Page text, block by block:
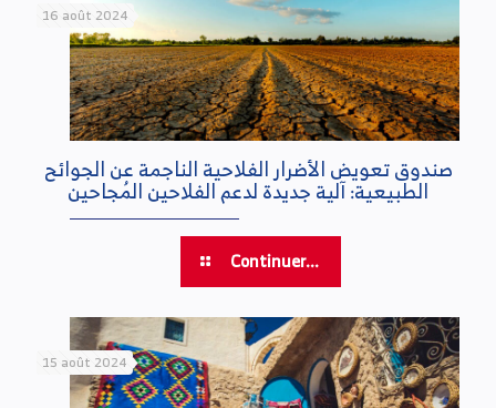
16 août 2024
صندوق تعويض الأضرار الفلاحية الناجمة عن الجوائح
الطبيعية: آلية جديدة لدعم الفلاحين المُجاحين
Continuer...
15 août 2024